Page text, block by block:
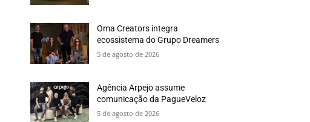
Oma Creators integra
ecossistema do Grupo Dreamers
5 de agosto de 2026
Agência Arpejo assume
comunicação da PagueVeloz
5 de agosto de 2026